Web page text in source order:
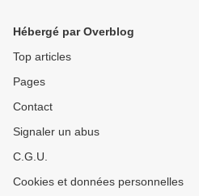
Hébergé par Overblog
Top articles
Pages
Contact
Signaler un abus
C.G.U.
Cookies et données personnelles